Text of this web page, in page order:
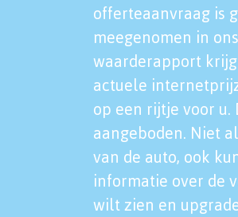
offerteaanvraag is
meegenomen in
waarderapport
actuele
op een rijtje voor
aangeboden. Niet
van de auto, ook
informatie over de
wilt zien en